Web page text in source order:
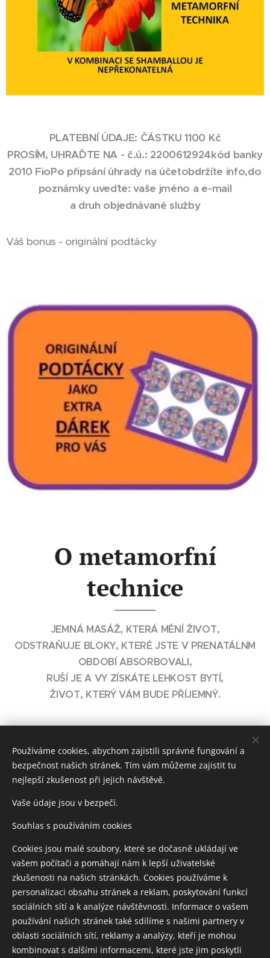
PLATEBNÍ ÚDAJE: ČÁSTKU 1100 Kč
PROSÍM, UHRAĎTE NA - č.ú.: 2200612924kód banky
2010 FioPo připsání úhrady na účetobdržíte info,do
poznámky uveďte:vaše jméno a e-mail
a druh objednávané služby
Váš bonus - originální podtácky
O metamorfní
technice
JEMNÁ MASÁŽ, KTERÁ MĚNÍ ŽIVOT,
ODSTRAŇUJE BLOKY, KTERÉ JSTE V PRENATÁLNM
OBDOBÍ ABSORBOVALI,
RUŠÍ JE A VY ZÍSKÁTE LEHKOST BYTÍ,
ŽIVOT, KTERÝ VÁM BUDE PŘÍJEMNÝ.
vyvíjí páteř i všechny ostatní orgány. V tomto období
se do plodu ukládají veškeré emocionální zážitky, které
- a to je právě ten velký problém.
Prenatální vlivy pak později ovlivňují celý život jedince
Zápasí se životem, situacemi, které nezvládá a se svým
životem si neví rady.
Tomu je potřeba udělat přítrž.
Zbavit se všeho, co nás tíží a metodou, která je navíc
nenáročná a velmi příjemná.
Metamorfní technika vládne přeměně.
Hýčkejte sami sebe a dopřejte si krásný život bez
Používáme cookies, abychom zajistili správné fungování a
bezpečnost našich stránek. Tím vám můžeme zajistit tu
nejlepší zkušenost při jejich návštěvě.
Vaše údaje jsou v bezpečí.
Souhlas s používáním cookies
Cookies jsou malé soubory, které se dočasně ukládají ve
vašem počítači a pomáhají nám k lepší uživatelské
zkušenosti na našich stránkách. Cookies používáme k
personalizaci obsahu stránek a reklam, poskytování funkcí
sociálních sítí a k analýze návštěvnosti. Informace o vašem
používání našich stránek také sdílíme s našimi partnery v
oblasti sociálních sítí, reklamy a analýzy, kteří je mohou
kombinovat s dalšími informacemi, které jste jim poskytli